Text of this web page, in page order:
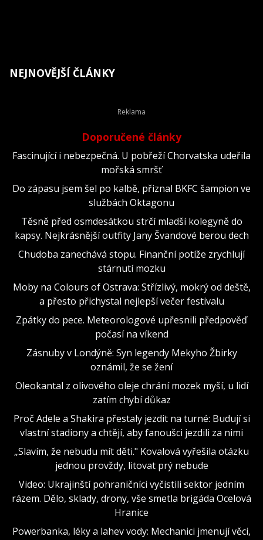
NEJNOVĚJŠÍ ČLÁNKY
Doporučené články
Fascinující i nebezpečná. U pobřeží Chorvatska udeřila
mořská smršť
Do zápasu jsem šel po kalbě, přiznal BKFC šampion ve
službách Oktagonu
Těsně před osmdesátkou strčí mladší kolegyně do
kapsy. Nejkrásnější outfity Jany Švandové berou dech
Chudoba zanechává stopu. Finanční potíže zrychlují
stárnutí mozku
Moby na Colours of Ostrava: Střízlivý, mokrý od deště,
a přesto přichystal nejlepší večer festivalu
Zpátky do pece. Meteorologové upřesnili předpověď
počasí na víkend
Zásnuby v Londýně: Syn legendy Mekyho Žbirky
oznámil, že se žení
Oleokantal z olivového oleje chrání mozek myší, u lidí
zatím chybí důkaz
Proč Adele a Shakira přestaly jezdit na turné: Budují si
vlastní stadiony a chtějí, aby fanoušci jezdili za nimi
„Slavím, že nebudu mít děti." Kovalová vyřešila otázku
jednou provždy, litovat prý nebude
Video: Ukrajinští pohraničníci vyčistili sektor jedním
rázem. Dělo, sklady, drony, vše smetla brigáda Ocelová
Hranice
Powerbanka, léky a lahev vody: Mechanici jmenují věci,